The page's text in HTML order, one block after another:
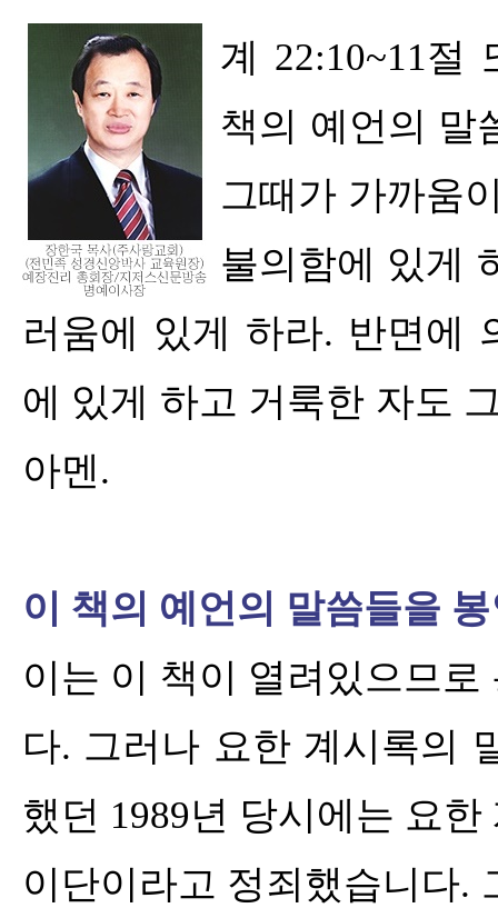
계 22:10~11절
책의 예언의 말
그때가 가까움
불의함에 있게
러움에 있게 하라. 반면에
에 있게 하고 거룩한 자도
아멘.
이 책의 예언의 말씀들을
이는 이 책이 열려있으므
다. 그러나 요한 계시록의
했던 1989년 당시에는 요
이단이라고 정죄했습니다.